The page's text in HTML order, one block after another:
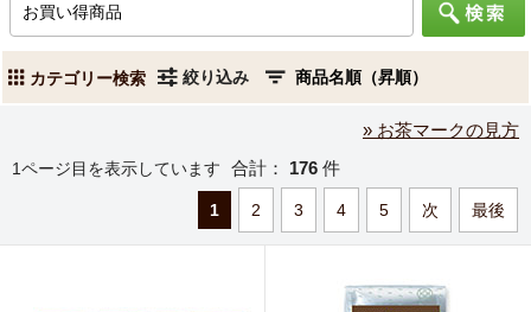
カテゴリー検索 絞り込み
» お茶マークの見方
1ページ目を表示しています 合計： 176 件
1 2 3 4 5 次 最後